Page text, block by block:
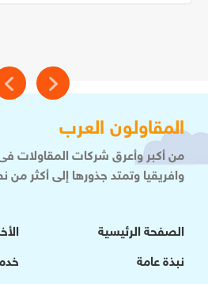
المقاولون العرب
من أكبر وأعرق شركات المقاولات
وافريقيا وتمتد جذورها إلى أكثر
الصفحة الرئيسية
نبذة عامة